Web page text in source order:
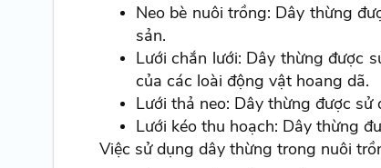
Neo bè nuôi trồng: Dây thừng
sản.
Lưới chắn lưới: Dây thừng được
của các loài động vật hoang dã.
Lưới thả neo: Dây thừng được
Lưới kéo thu hoạch: Dây thừng
Việc sử dụng dây thừng trong nuôi